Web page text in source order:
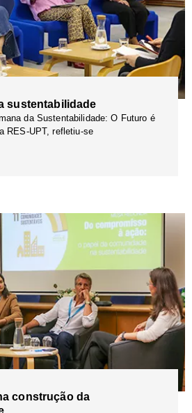
sustentabilidade
da Sustentabilidade: O Futuro é
RES-UPT, refletiu-se
construção da